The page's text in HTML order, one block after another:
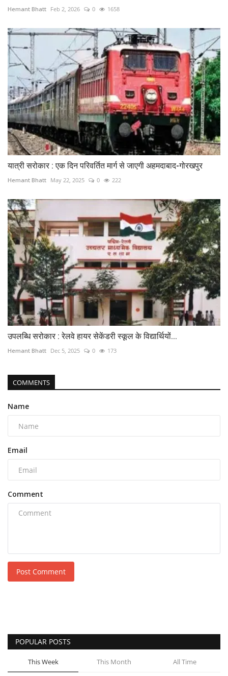
Hemant Bhatt Feb 2, 2026 0 1658
यात्री सरोकार : एक दिन परिवर्तित मार्ग से जाएगी अहमदाबाद-गोरखपुर
Hemant Bhatt May 22, 2025 0 222
उपलब्धि सरोकार : रेलवे हायर सेकेंडरी स्कूल के विद्यार्थियों...
Hemant Bhatt Dec 5, 2025 0 173
COMMENTS
Name
Email
Comment
Post Comment
POPULAR POSTS
This Week This Month All Time